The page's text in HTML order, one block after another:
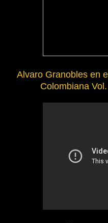
Alvaro Granobles en
Colombiana